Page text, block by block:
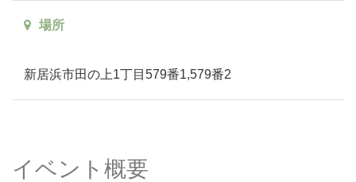
場所
新居浜市田の上1丁目579番1,579番2
イベント概要